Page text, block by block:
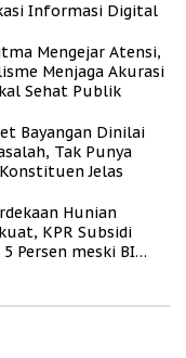
Informasi Digital
Mengejar Atensi,
Menjaga Akurasi
Sehat Publik
Bayangan Dinilai
Tak Punya
Jelas
Hunian
KPR Subsidi
Persen meski BI